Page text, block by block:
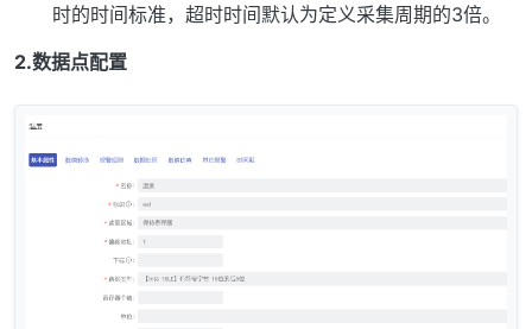
时的时间标准，超时时间默认为定义采集周期的3倍。
2.数据点配置